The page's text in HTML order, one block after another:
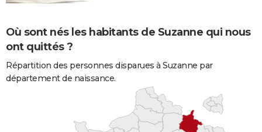
Où sont nés les habitants de Suzanne qui nous
ont quittés ?
Répartition des personnes disparues à Suzanne par
département de naissance.